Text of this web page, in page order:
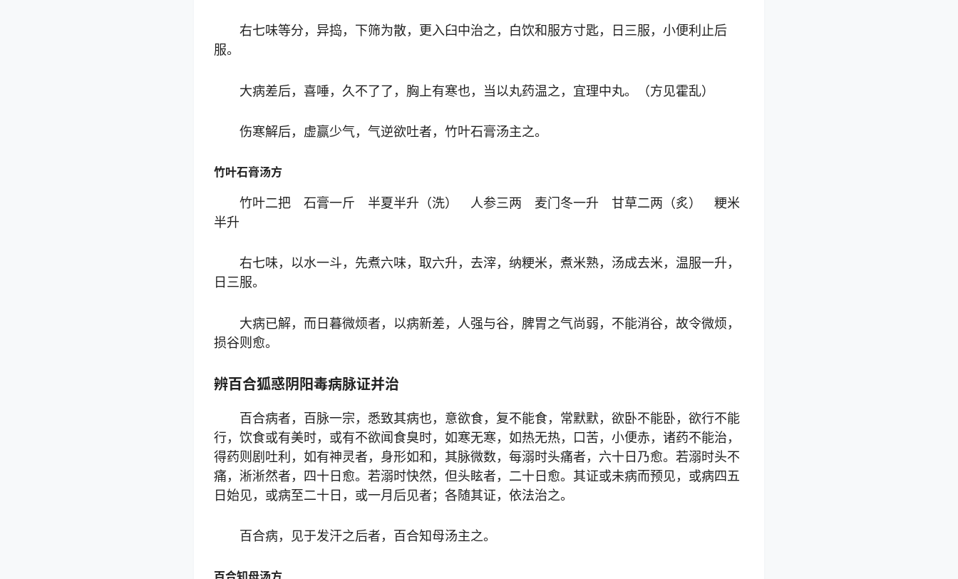
右七味等分，异捣，下筛为散，更入臼中治之，白饮和服方寸匙，日三服，小便利止后
服。
大病差后，喜唾，久不了了，胸上有寒也，当以丸药温之，宜理中丸。（方见霍乱）
伤寒解后，虚赢少气，气逆欲吐者，竹叶石膏汤主之。
竹叶石膏汤方
竹叶二把 石膏一斤 半夏半升（洗） 人参三两 麦门冬一升 甘草二两（炙） 粳米
半升
右七味，以水一斗，先煮六味，取六升，去滓，纳粳米，煮米熟，汤成去米，温服一升，
日三服。
大病已解，而日暮微烦者，以病新差，人强与谷，脾胃之气尚弱，不能消谷，故令微烦，
损谷则愈。
辨百合狐惑阴阳毒病脉证并治
百合病者，百脉一宗，悉致其病也，意欲食，复不能食，常默默，欲卧不能卧，欲行不能
行，饮食或有美时，或有不欲闻食臭时，如寒无寒，如热无热，口苦，小便赤，诸药不能治，
得药则剧吐利，如有神灵者，身形如和，其脉微数，每溺时头痛者，六十日乃愈。若溺时头不
痛，淅淅然者，四十日愈。若溺时快然，但头眩者，二十日愈。其证或未病而预见，或病四五
日始见，或病至二十日，或一月后见者；各随其证，依法治之。
百合病，见于发汗之后者，百合知母汤主之。
百合知母汤方